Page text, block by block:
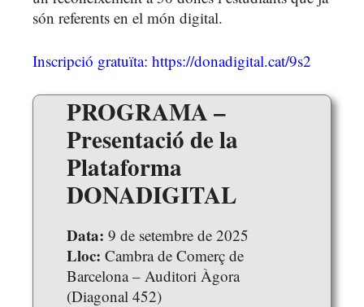
són referents en el món digital.
Inscripció gratuïta: https://donadigital.cat/9s2
PROGRAMA –
Presentació de la
Plataforma
DONADIGITAL
Data: 9 de setembre de 2025
Lloc: Cambra de Comerç de
Barcelona – Auditori Àgora
(Diagonal 452)